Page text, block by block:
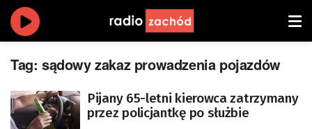
Tag: sądowy zakaz prowadzenia pojazdów
Pijany 65-letni kierowca zatrzymany
przez policjantkę po służbie